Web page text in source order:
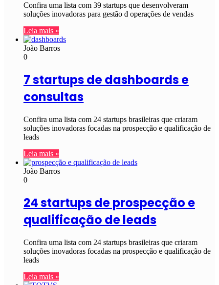
Confira uma lista com 39 startups que desenvolveram
soluções inovadoras para gestão d operações de vendas
Leia mais »
João Barros
0
7 startups de dashboards e
consultas
Confira uma lista com 24 startups brasileiras que criaram
soluções inovadoras focadas na prospecção e qualificação de
leads
Leia mais »
João Barros
0
24 startups de prospecção e
qualificação de leads
Confira uma lista com 24 startups brasileiras que criaram
soluções inovadoras focadas na prospecção e qualificação de
leads
Leia mais »